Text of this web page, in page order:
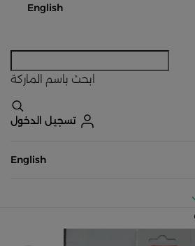
English
ابحث باسم الماركة
تسجيل الدخول
English